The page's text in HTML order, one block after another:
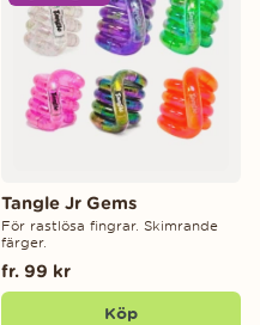
Tangle Jr Gems
För rastlösa fingrar. Skimrande
färger.
fr. 99 kr
Köp